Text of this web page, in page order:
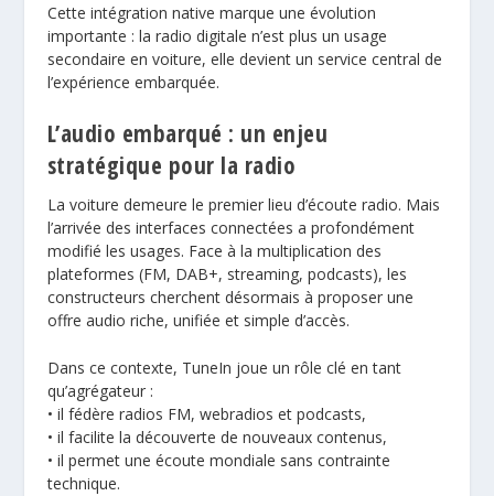
Cette intégration native marque une évolution
importante : la radio digitale n’est plus un usage
secondaire en voiture, elle devient un service central de
l’expérience embarquée.
L’audio embarqué : un enjeu
stratégique pour la radio
La voiture demeure le premier lieu d’écoute radio. Mais
l’arrivée des interfaces connectées a profondément
modifié les usages. Face à la multiplication des
plateformes (FM, DAB+, streaming, podcasts), les
constructeurs cherchent désormais à proposer une
offre audio riche, unifiée et simple d’accès.
Dans ce contexte, TuneIn joue un rôle clé en tant
qu’agrégateur :
• il fédère radios FM, webradios et podcasts,
• il facilite la découverte de nouveaux contenus,
• il permet une écoute mondiale sans contrainte
technique.